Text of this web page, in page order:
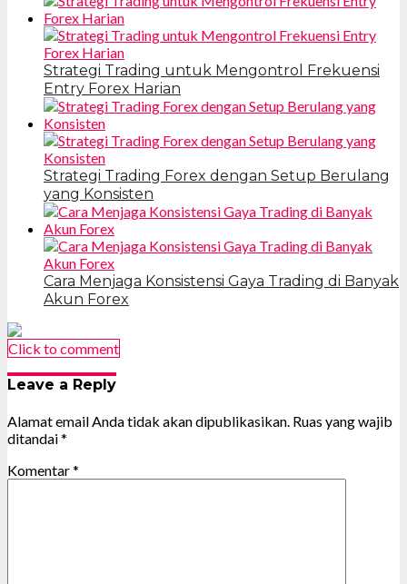
Strategi Trading untuk Mengontrol Frekuensi
Entry Forex Harian
Strategi Trading Forex dengan Setup Berulang
yang Konsisten
Cara Menjaga Konsistensi Gaya Trading di Banyak
Akun Forex
Click to comment
Leave a Reply
Alamat email Anda tidak akan dipublikasikan. Ruas yang wajib
ditandai*
Komentar*